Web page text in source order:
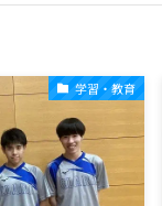
学習・教育